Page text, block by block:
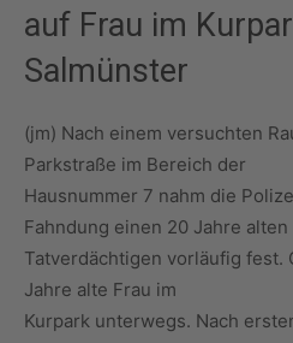
auf Frau im
Salmünster
(jm) Nach einem versuchten
Parkstraße im Bereich der
Hausnummer 7 nahm die
Fahndung einen 20 Jahre alten
Tatverdächtigen vorläufig fest.
Jahre alte Frau im
Kurpark unterwegs. Nach